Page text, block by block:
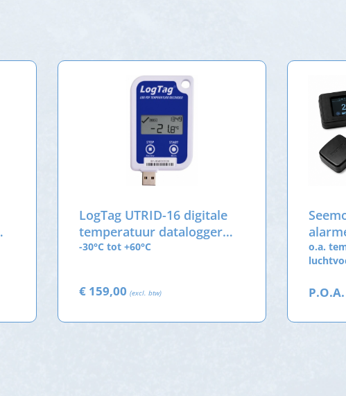
LogTag UTRID-16 digitale
temperatuur datalogger
met USB-aansluiting
-30°C tot +60°C
€ 159,00 (excl. btw)
o.a.
P.O.A.